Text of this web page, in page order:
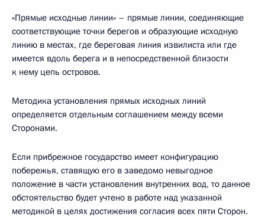
«Прямые исходные линии» – прямые линии, соединяющие
соответствующие точки берегов и образующие исходную
линию в местах, где береговая линия извилиста или где
имеется вдоль берега и в непосредственной близости
к нему цепь островов.
Методика установления прямых исходных линий
определяется отдельным соглашением между всеми
Сторонами.
Если прибрежное государство имеет конфигурацию
побережья, ставящую его в заведомо невыгодное
положение в части установления внутренних вод, то данное
обстоятельство будет учтено в работе над указанной
методикой в целях достижения согласия всех пяти Сторон.